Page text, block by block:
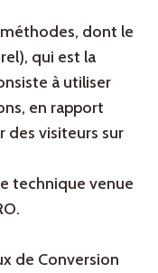
dont le
qui est la
à utiliser
en rapport
des visiteurs sur
technique venue
de Conversion